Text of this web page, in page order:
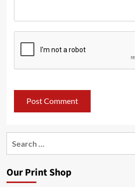
Our Print Shop